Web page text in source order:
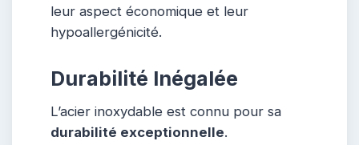
leur aspect économique et leur
hypoallergénicité.
Durabilité Inégalée
L’acier inoxydable est connu pour sa
durabilité exceptionnelle.